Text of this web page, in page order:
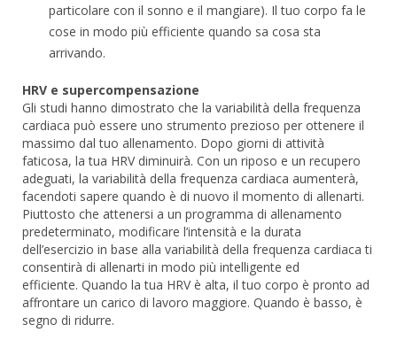
particolare con il sonno e il mangiare). Il tuo corpo fa le
cose in modo più efficiente quando sa cosa sta
arrivando.
HRV e supercompensazione
Gli studi hanno dimostrato che la variabilità della frequenza
cardiaca può essere uno strumento prezioso per ottenere il
massimo dal tuo allenamento. Dopo giorni di attività
faticosa, la tua HRV diminuirà. Con un riposo e un recupero
adeguati, la variabilità della frequenza cardiaca aumenterà,
facendoti sapere quando è di nuovo il momento di allenarti.
Piuttosto che attenersi a un programma di allenamento
predeterminato, modificare l’intensità e la durata
dell’esercizio in base alla variabilità della frequenza cardiaca ti
consentirà di allenarti in modo più intelligente ed
efficiente. Quando la tua HRV è alta, il tuo corpo è pronto ad
affrontare un carico di lavoro maggiore. Quando è basso, è
segno di ridurre.